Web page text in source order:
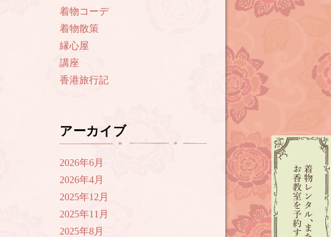
着物コーデ
着物散策
縁心屋
講座
香港旅行記
アーカイブ
2026年6月
2026年4月
2025年12月
2025年11月
2025年8月